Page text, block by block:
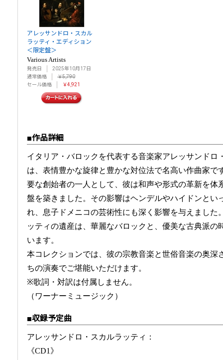
アレッサンドロ・スカル
ラッティ・エディション
＜限定盤＞
Various Artists
発売日
2025年10月17日
通常価格
￥5,790
セール価格
￥4,921
■作品詳細
イタリア・バロックを代表する音楽家アレッサンドロ
は、表情豊かな旋律と豊かな対位法で名高い作曲家で
要な創始者の一人として、彼は和声や形式の革新を体
盤を築きました。その影響はヘンデルやハイドンとい
れ、息子ドメニコの芸術性にも深く影響を与えました
ッティの遺産は、華麗なバロックと、優美な古典派の
います。
本コレクションでは、彼の宗教音楽と世俗音楽の奥深
ちの演奏でご堪能いただけます。
※歌詞・対訳は付属しません。
（ワーナーミュージック）
■収録予定曲
アレッサンドロ・スカルラッティ：
《CD1》